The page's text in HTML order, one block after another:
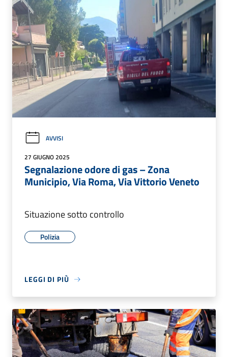
AVVISI
27 GIUGNO 2025
Segnalazione odore di gas – Zona
Municipio, Via Roma, Via Vittorio Veneto
Situazione sotto controllo
Polizia
LEGGI DI PIÙ